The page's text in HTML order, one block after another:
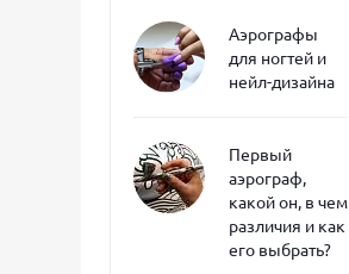
Аэрографы
для ногтей и
нейл-дизайна
Первый
аэрограф,
какой он, в чем
различия и как
его выбрать?